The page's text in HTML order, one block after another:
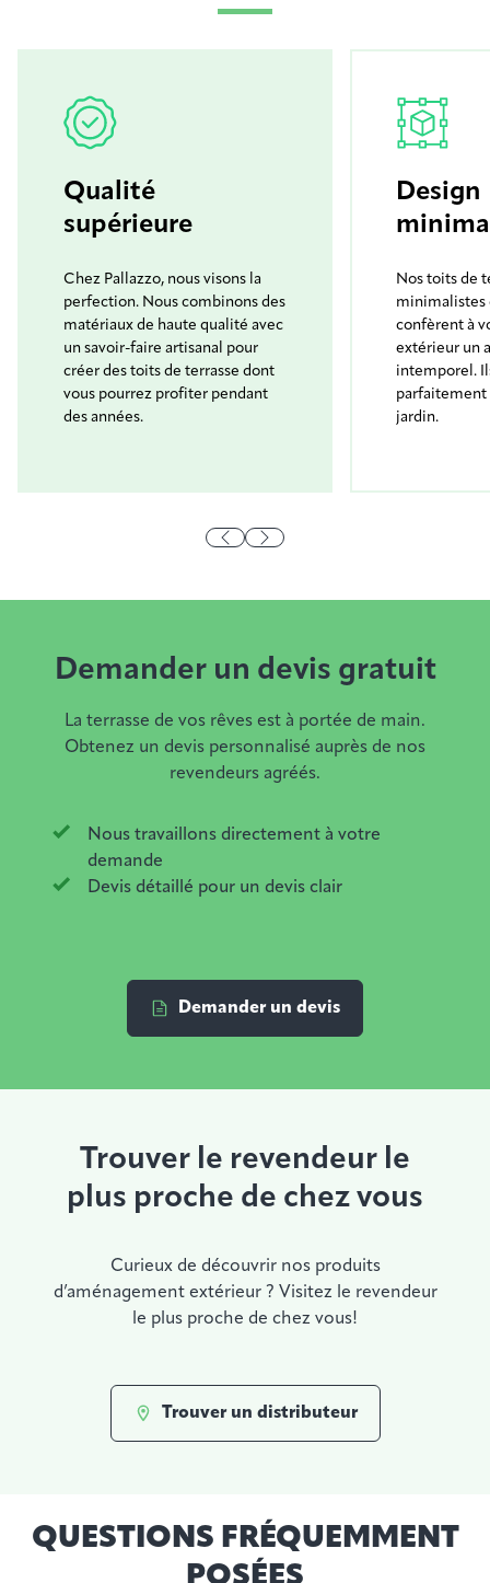
Qualité
supérieure
Chez Pallazzo, nous visons la
perfection. Nous combinons des
matériaux de haute qualité avec
un savoir-faire artisanal pour
créer des toits de terrasse dont
vous pourrez profiter pendant
des années.
Design
Nos toits de
minimalistes
confèrent à
extérieur un
intemporel.
parfaitement
jardin.
Demander un devis gratuit
La terrasse de vos rêves est à portée de main.
Obtenez un devis personnalisé auprès de nos
revendeurs agréés.
Nous travaillons directement à votre
demande
Devis détaillé pour un devis clair
Demander un devis
Trouver le revendeur le
plus proche de chez vous
Curieux de découvrir nos produits
d’aménagement extérieur ? Visitez le revendeur
le plus proche de chez vous!
Trouver un distributeur
QUESTIONS FRÉQUEMMENT